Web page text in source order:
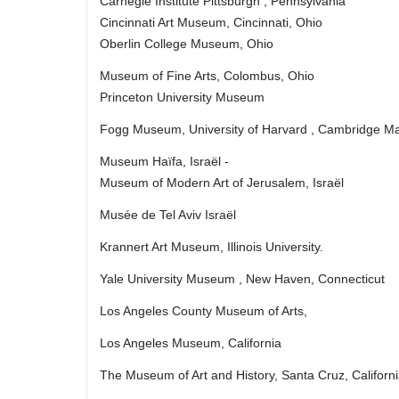
Cincinnati Art Museum, Cincinnati, Ohio
Oberlin College Museum, Ohio
Museum of Fine Arts, Colombus, Ohio
Princeton University Museum
Fogg Museum, University of Harvard , Cambridge
Museum Haïfa, Israël ‑
Museum of Modern Art of Jerusalem, Israël
Musée de Tel Aviv Israël
Krannert Art Museum, Illinois University.
Yale University Museum , New Haven, Connecticut
Los Angeles County Museum of Arts,
Los Angeles Museum, California
The Museum of Art and History, Santa Cruz,